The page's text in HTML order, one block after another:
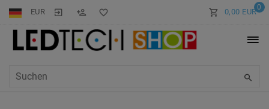
EUR 0
0,00 EUR